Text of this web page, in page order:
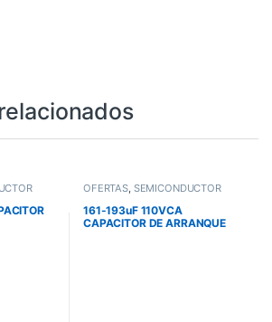
OFERTAS SEMICONDUCTOR
161-193uF 110VCA
CAPACITOR DE ARRANQUE